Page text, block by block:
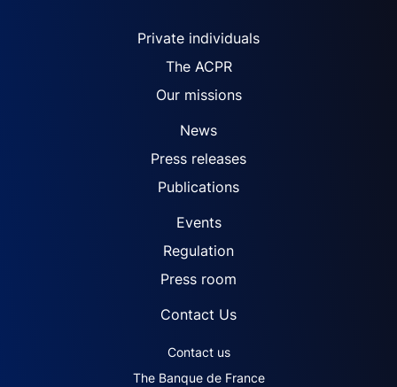
ACPR site navigation
Private individuals
The ACPR
Our missions
News
Press releases
Publications
Events
Regulation
Press room
Contact Us
ACPR footer secondary menu (English)
Contact us
The Banque de France